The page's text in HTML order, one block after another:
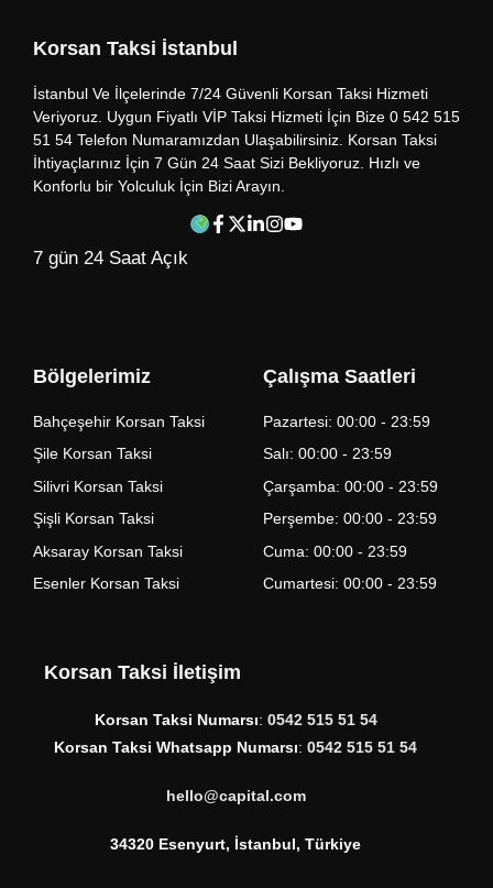
Korsan Taksi İstanbul
İstanbul Ve İlçelerinde 7/24 Güvenli Korsan Taksi Hizmeti
Veriyoruz. Uygun Fiyatlı VİP Taksi Hizmeti İçin Bize 0 542 515
51 54 Telefon Numaramızdan Ulaşabilirsiniz. Korsan Taksi
İhtiyaçlarınız İçin 7 Gün 24 Saat Sizi Bekliyoruz. Hızlı ve
Konforlu bir Yolculuk İçin Bizi Arayın.
7 gün 24 Saat Açık
Bölgelerimiz
Bahçeşehir Korsan Taksi
Şile Korsan Taksi
Silivri Korsan Taksi
Şişli Korsan Taksi
Aksaray Korsan Taksi
Esenler Korsan Taksi
Çalışma Saatleri
Pazartesi: 00:00 - 23:59
Salı: 00:00 - 23:59
Çarşamba: 00:00 - 23:59
Perşembe: 00:00 - 23:59
Cuma: 00:00 - 23:59
Cumartesi: 00:00 - 23:59
Korsan Taksi İletişim
Korsan Taksi Numarsı: 0542 515 51 54
Korsan Taksi Whatsapp Numarsı: 0542 515 51 54
hello@capital.com
34320 Esenyurt, İstanbul, Türkiye